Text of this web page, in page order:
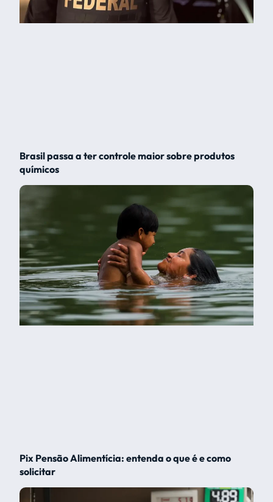
Brasil passa a ter controle maior sobre produtos
químicos
Pix Pensão Alimentícia: entenda o que é e como
solicitar